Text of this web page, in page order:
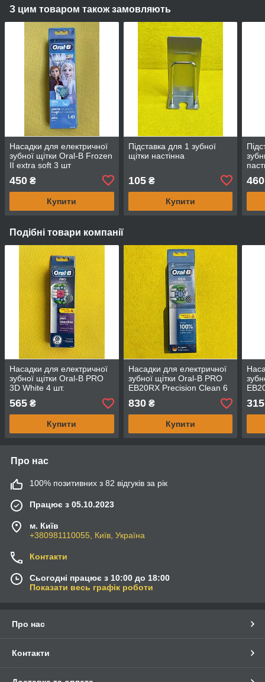
З цим товаром також замовляють
Насадки для електричної
зубної щітки Oral-B Frozen
II extra soft 3 шт
450 ₴
Купити
Підставка для 1 зубної
щітки настінна
105₴
Купити
460
Подібні товари компанії
Насадки для електричної
зубної щітки Oral-B PRO
3D White 4 шт.
565 ₴
Купити
Насадки для електричної
зубної щітки Oral-B PRO
EB20RX Precision Clean 6
шт.
830₴
Купити
шт.
315
Про нас
100% позитивних з 82 відгуків за рік
Працює з 05.10.2023
м. Київ
+380981110055, Київ, Україна
Контакти
Сьогодні працює з 10:00 до 18:00
Показати весь графік роботи
Про нас
Контакти